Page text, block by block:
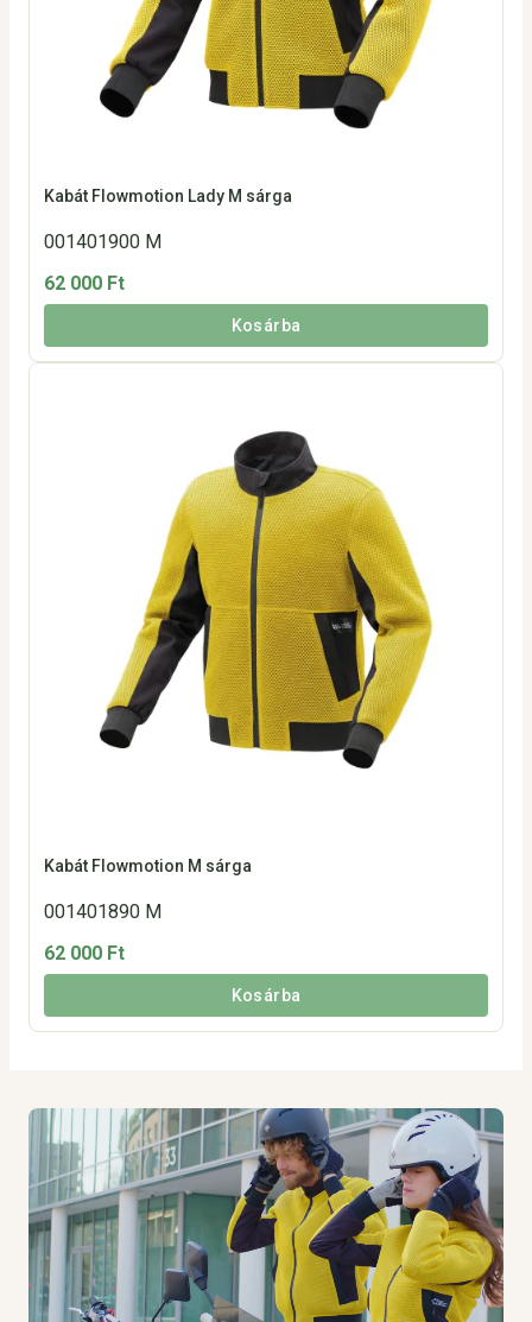
Kabát Flowmotion Lady M sárga
001401900 M
62 000 Ft
Kosárba
Kabát Flowmotion M sárga
001401890 M
62 000 Ft
Kosárba